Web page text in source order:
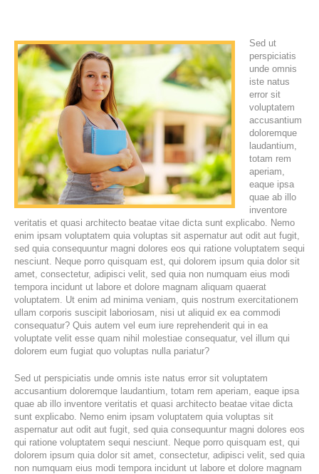
Sed ut
perspiciatis
unde omnis
iste natus
error sit
voluptatem
accusantium
doloremque
laudantium,
totam rem
aperiam,
eaque ipsa
quae ab illo
inventore
veritatis et quasi architecto beatae vitae dicta sunt explicabo. Nemo
enim ipsam voluptatem quia voluptas sit aspernatur aut odit aut fugit,
sed quia consequuntur magni dolores eos qui ratione voluptatem sequi
nesciunt. Neque porro quisquam est, qui dolorem ipsum quia dolor sit
amet, consectetur, adipisci velit, sed quia non numquam eius modi
tempora incidunt ut labore et dolore magnam aliquam quaerat
voluptatem. Ut enim ad minima veniam, quis nostrum exercitationem
ullam corporis suscipit laboriosam, nisi ut aliquid ex ea commodi
consequatur? Quis autem vel eum iure reprehenderit qui in ea
voluptate velit esse quam nihil molestiae consequatur, vel illum qui
dolorem eum fugiat quo voluptas nulla pariatur?
Sed ut perspiciatis unde omnis iste natus error sit voluptatem
accusantium doloremque laudantium, totam rem aperiam, eaque ipsa
quae ab illo inventore veritatis et quasi architecto beatae vitae dicta
sunt explicabo. Nemo enim ipsam voluptatem quia voluptas sit
aspernatur aut odit aut fugit, sed quia consequuntur magni dolores eos
qui ratione voluptatem sequi nesciunt. Neque porro quisquam est, qui
dolorem ipsum quia dolor sit amet, consectetur, adipisci velit, sed quia
non numquam eius modi tempora incidunt ut labore et dolore magnam